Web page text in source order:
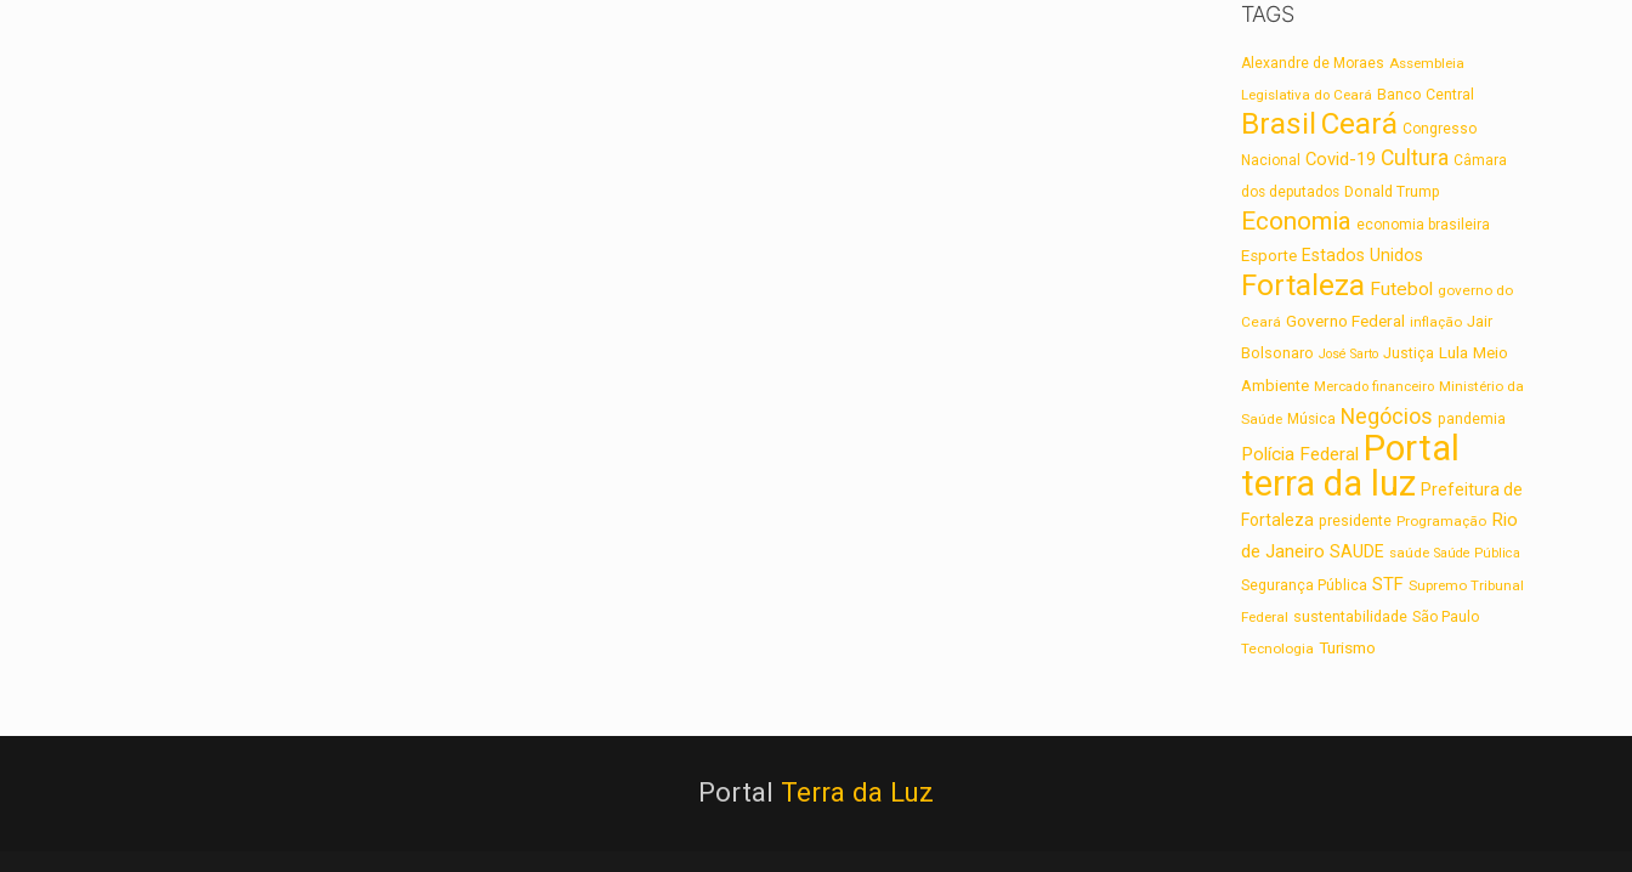
TAGS
Alexandre de Moraes Assembleia
Legislativa do Ceará Banco Central
Brasil Ceará Congresso
Nacional
Covid-19 Cultura Câmara
dos deputados Donald Trump
Economia economia brasileira
Esporte Estados Unidos
Fortaleza Futebol governo do
Ceará Governo Federal inflação Jair
Bolsonaro José Sarto Justiça Lula Meio
Ambiente Mercado financeiro Ministério da
Saúde Música Negócios pandemia
Polícia Federal Portal
terra da luz Prefeitura de
Fortaleza presidente Programação Rio
de Janeiro SAUDE saúde Saúde Pública
Segurança Pública STF Supremo Tribunal
Federal sustentabilidade São Paulo
Tecnologia Turismo
Portal Terra da Luz